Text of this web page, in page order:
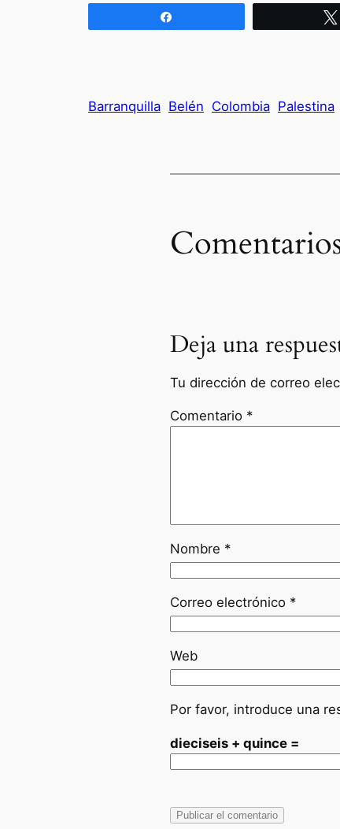
Barranquilla Belén Colombia Palestina
Deja una
Tu dirección de correo
Comentario *
Nombre *
Correo electrónico *
Web
Por favor, introduce una
dieciseis + quince =